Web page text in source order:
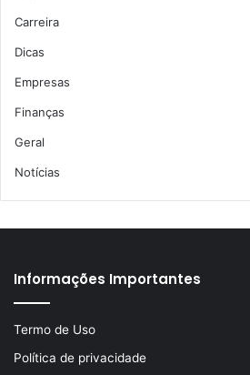
Carreira
Dicas
Empresas
Finanças
Geral
Notícias
Informações Importantes
Termo de Uso
Política de privacidade